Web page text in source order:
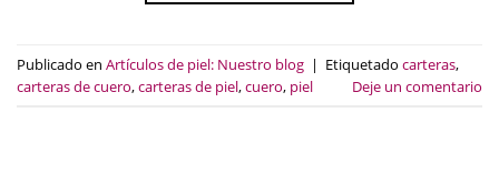
Publicado en Artículos de piel: Nuestro blog | Etiquetado carteras,
carteras de cuero,carteras de piel,cuero, piel Deje un comentario